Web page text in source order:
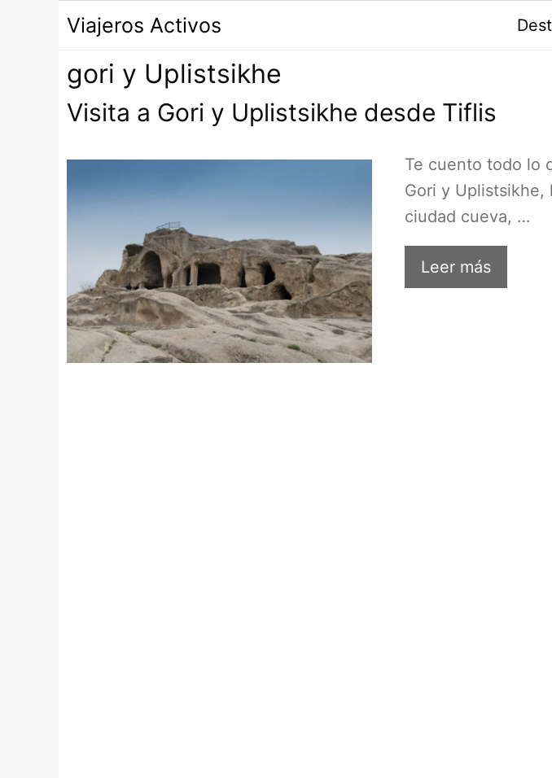
contenido
Viajeros Activos
gori y Uplistsikhe
Visita a Gori y Uplistsikhe desde Tiflis
Te cuento todo lo
Gori y Uplistsikhe,
ciudad cueva, …
Leer más